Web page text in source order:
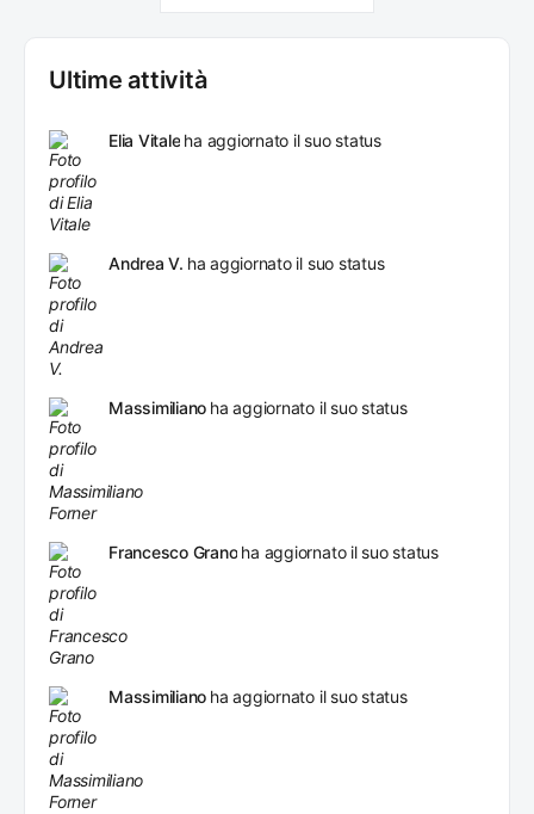
Ultime attività
Elia Vitale ha aggiornato il suo status
Andrea V. ha aggiornato il suo status
Massimiliano ha aggiornato il suo status
Francesco Grano ha aggiornato il suo status
Massimiliano ha aggiornato il suo status